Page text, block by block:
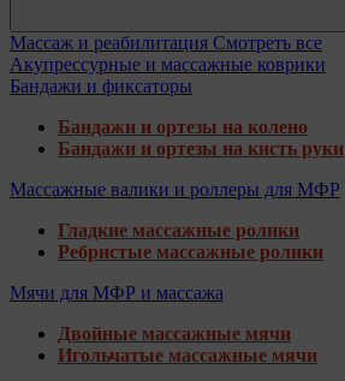
Массаж и реабилитация Смотреть все
Акупрессурные и массажные коврики
Бандажи и фиксаторы
Бандажи и ортезы на колено
Бандажи и ортезы на кисть руки
Массажные валики и роллеры для МФР
Гладкие массажные ролики
Ребристые массажные ролики
Мячи для МФР и массажа
Двойные массажные мячи
Игольчатые массажные мячи